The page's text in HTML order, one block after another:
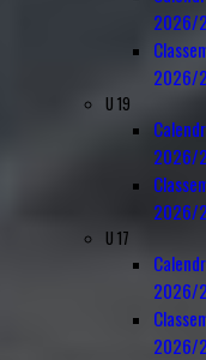
2026/
2026/
U 19
2026/
2026/
U 17
2026/
2026/